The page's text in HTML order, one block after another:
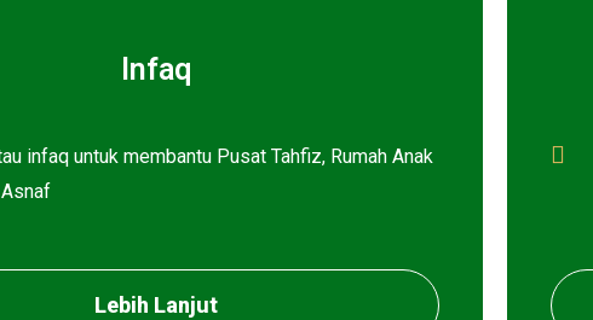
Infaq
infaq untuk membantu Pusat Tahfiz, Rumah Anak
Lebih Lanjut